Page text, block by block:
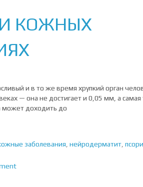
КОЖНЫХ
и в то же время хрупкий орган
— она не достигает и 0,05 мм, а самая
доходить до
заболевания нейродерматит,